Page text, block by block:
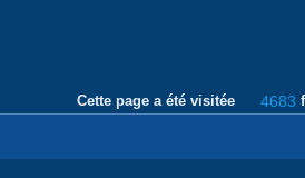
Cette page a été visitée 4683